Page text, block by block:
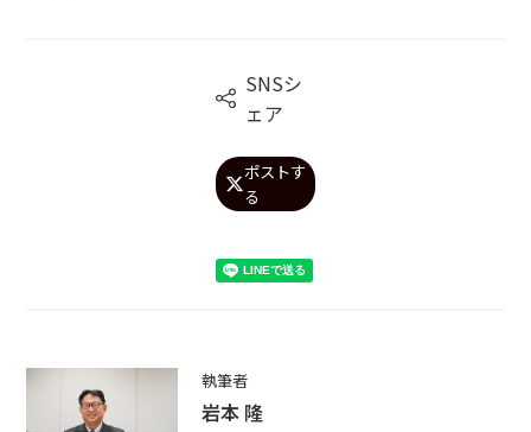

SNSシ
ェア

ポストす
る
執筆者
岩本 隆